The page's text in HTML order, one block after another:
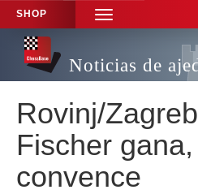
SHOP
TOGGLE
NAVIGATION
Noticias de
Rovinj/
Fischer
convence